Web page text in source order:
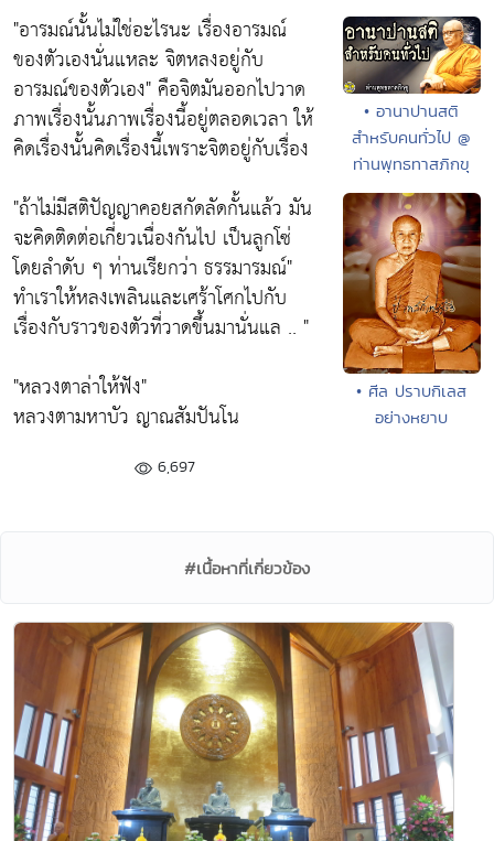
"อารมณ์นั้นไม่ใช่อะไรนะ เรื่องอารมณ์
ของตัวเองนั่นแหละ จิตหลงอยู่กับ
อารมณ์ของตัวเอง"คือจิตมันออกไปวาด
ภาพเรื่องนั้นภาพเรื่องนี้อยู่ตลอดเวลา ให้
คิดเรื่องนั้นคิดเรื่องนี้เพราะจิตอยู่กับเรื่อง
"ถ้าไม่มีสติปัญญาคอยสกัดลัดกั้นแล้ว มัน
จะคิดติดต่อเกี่ยวเนื่องกันไป เป็นลูกโซ่
โดยลำดับ ๆ ท่านเรียกว่า ธรรมารมณ์"
ทำเราให้หลงเพลินและเศร้าโศกไปกับ
เรื่องกับราวของตัวที่วาดขึ้นมานั่นแล .. "
"หลวงตาล่าให้ฟัง"
หลวงตามหาบัว ญาณสัมปันโน
6,697
• อานาปานสติ
สำหรับคนทั่วไป @
ท่านพุทธทาสภิกขุ
• ศีล ปราบกิเลส
อย่างหยาบ
#เนื้อหาที่เกี่ยวข้อง